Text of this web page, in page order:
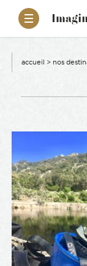
accueil > nos
RSE